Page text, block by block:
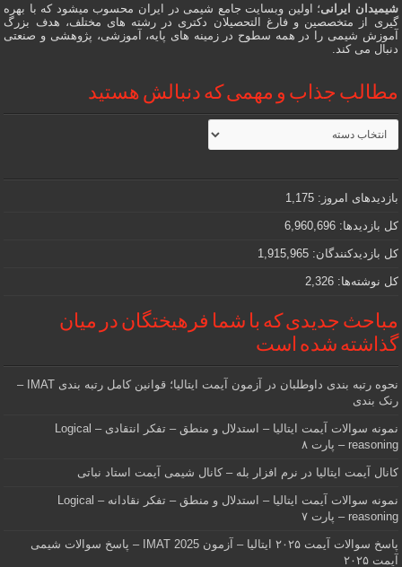
شیمیدان ایرانی؛ اولین وبسایت جامع شیمی در ایران محسوب میشود که با بهره
گیری از متخصصین و فارغ التحصیلان دکتری در رشته های مختلف، هدف بزرگ
آموزش شیمی را در همه سطوح در زمینه های پایه، آموزشی، پژوهشی و صنعتی
دنبال می کند.
مطالب جذاب و مهمی که دنبالش هستید
مطالب
جذاب
و
که
دنبالش
هستید
بازدیدهای امروز: 1,175
کل بازدیدها: 6,960,696
کل بازدیدکنند‌گان: 1,915,965
کل نوشته‌ها: 2,326
مباحث جدیدی که با شما فرهیختگان در میان
گذاشته شده است
نحوه رتبه بندی داوطلبان در آزمون آیمت ایتالیا؛ قوانین کامل رتبه بندی IMAT –
رنک بندی
نمونه سوالات آیمت ایتالیا – استدلال و منطق – تفکر انتقادی – Logical
reasoning – پارت ۸
کانال آیمت ایتالیا در نرم افزار بله – کانال شیمی آیمت استاد نباتی
نمونه سوالات آیمت ایتالیا – استدلال و منطق – تفکر نقادانه – Logical
reasoning – پارت ۷
پاسخ سوالات آیمت ۲۰۲۵ ایتالیا – آزمون IMAT 2025 – پاسخ سوالات شیمی
آیمت ۲۰۲۵